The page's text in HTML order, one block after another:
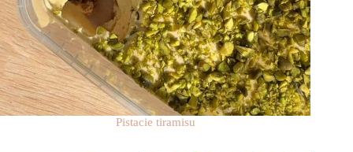
Pistacie tiramisu